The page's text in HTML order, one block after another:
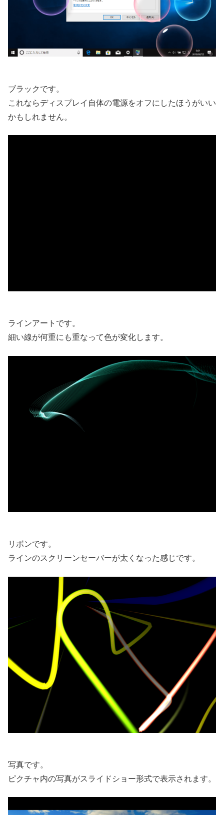
ブラックです。
これならディスプレイ自体の電源をオフにしたほうがいい
かもしれません。
ラインアートです。
細い線が何重にも重なって色が変化します。
リボンです。
ラインのスクリーンセーバーが太くなった感じです。
写真です。
ピクチャ内の写真がスライドショー形式で表示されます。